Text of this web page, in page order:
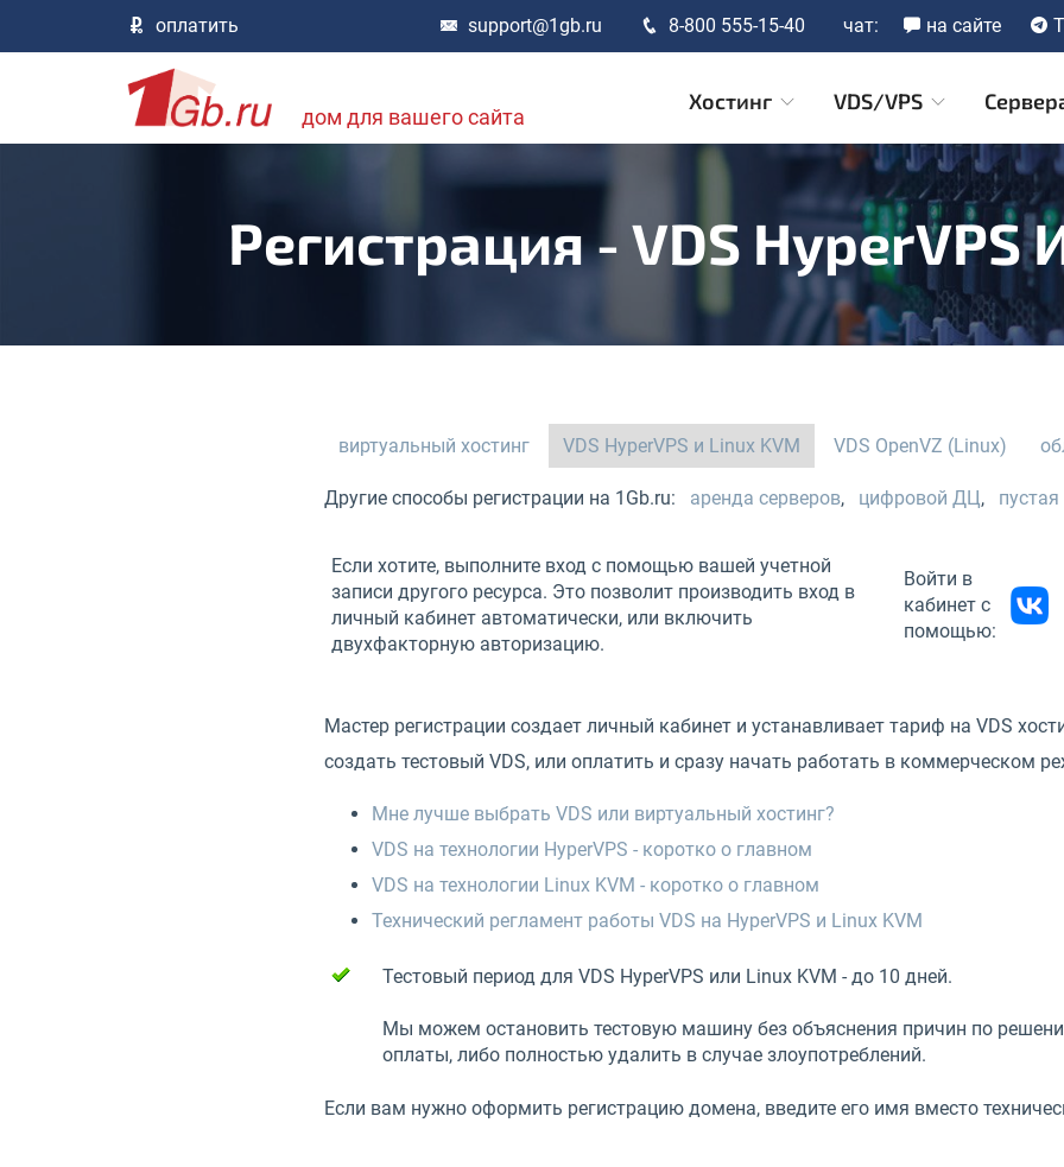
оплатить support@1gb.ru 8-800 555-15-40 чат: на сайте
дом для вашего сайта
Хостинг VDS/VPS
Регистрация - VDS HyperVPS
виртуальный хостинг VDS HyperVPS и Linux KVM VDS OpenVZ (Linux)
Другие способы регистрации на 1Gb.ru: аренда серверов, цифровой ДЦ,
Если хотите, выполните вход с помощью вашей учетной
записи другого ресурса. Это позволит производить вход в
личный кабинет автоматически, или включить
двухфакторную авторизацию.
Войти в
кабинет с
помощью:
Мастер регистрации создает личный кабинет и устанавливает тариф на VDS
создать тестовый VDS, или оплатить и сразу начать работать в коммерческом
Мне лучше выбрать VDS или виртуальный хостинг?
VDS на технологии HyperVPS - коротко о главном
VDS на технологии Linux KVM - коротко о главном
Технический регламент работы VDS на HyperVPS и Linux KVM
Тестовый период для VDS HyperVPS или Linux KVM - до 10 дней.
Мы можем остановить тестовую машину без объяснения причин по
оплаты, либо полностью удалить в случае злоупотреблений.
Если вам нужно оформить регистрацию домена, введите его имя вместо